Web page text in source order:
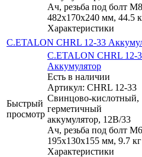
Ач, резьба под болт
482х170х240 мм, 44.5
Характеристики
C.ETALON CHRL 12-33
Быстрый
просмотр
C.ETALON CHRL 12-
Аккумулятор
Есть в наличии
Артикул: CHRL 12-33
Свинцово-кислотный,
герметичный
аккумулятор, 12В/33
Ач, резьба под болт
195х130х155 мм, 9.7 кг
Характеристики